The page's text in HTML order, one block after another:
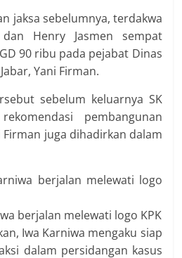
jaksa sebelumnya, terdakwa
Henry Jasmen sempat
90 ribu pada pejabat Dinas
Yani Firman.
sebelum keluarnya SK
pembangunan
Firman juga dihadirkan dalam
berjalan melewati logo KPK
Iwa Karniwa mengaku siap
dalam persidangan kasus